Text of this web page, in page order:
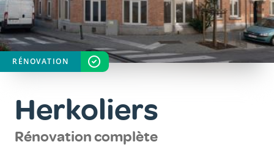
Herkoliers
Rénovation complète
RÉNOVATION STATUT
TERMINÉ